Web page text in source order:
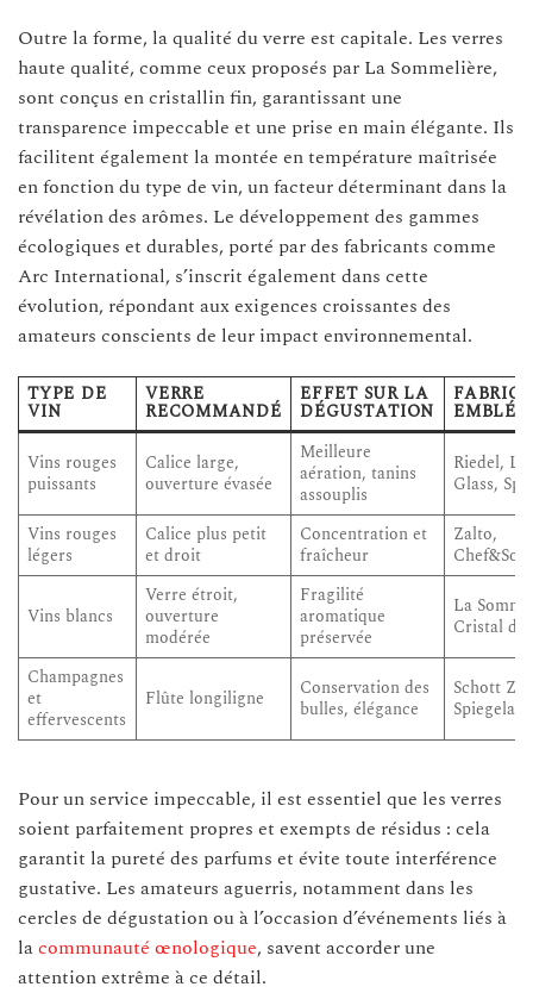
Outre la forme, la qualité du verre est capitale. Les verres
haute qualité, comme ceux proposés par La Sommelière,
sont conçus en cristallin fin, garantissant une
transparence impeccable et une prise en main élégante. Ils
facilitent également la montée en température maîtrisée
en fonction du type de vin, un facteur déterminant dans la
révélation des arômes. Le développement des gammes
écologiques et durables, porté par des fabricants comme
Arc International, s’inscrit également dans cette
évolution, répondant aux exigences croissantes des
amateurs conscients de leur impact environnemental.
TYPE DE
VIN
VERRE
RECOMMANDÉ
EFFET SUR LA
DÉGUSTATION
Vins rouges
puissants
Calice large,
ouverture évasée
Meilleure
aération, tanins
assouplis
Riedel,
Glass,
Vins rouges
légers
Calice plus petit
et droit
Concentration et
fraîcheur
Zalto,
Vins blancs
Verre étroit,
ouverture
modérée
Fragilité
aromatique
préservée
La
Cristal
Champagnes
et
effervescents
Flûte longiligne
Conservation des
bulles, élégance
Schott
Spiegelau
Pour un service impeccable, il est essentiel que les verres
soient parfaitement propres et exempts de résidus : cela
garantit la pureté des parfums et évite toute interférence
gustative. Les amateurs aguerris, notamment dans les
cercles de dégustation ou à l’occasion d’événements liés à
lacommunauté œnologique, savent accorder une
attention extrême à ce détail.